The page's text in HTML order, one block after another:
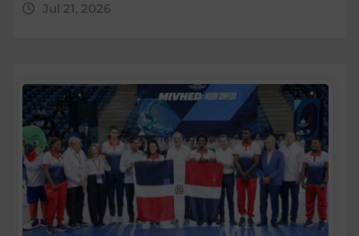
Jul 21, 2026